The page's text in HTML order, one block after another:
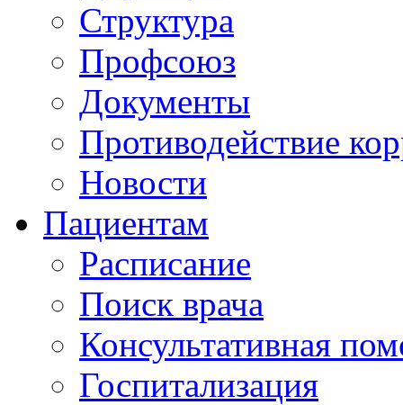
Структура
Профсоюз
Документы
Противодействие
Новости
Пациентам
Расписание
Поиск врача
Консультативная
Госпитализация